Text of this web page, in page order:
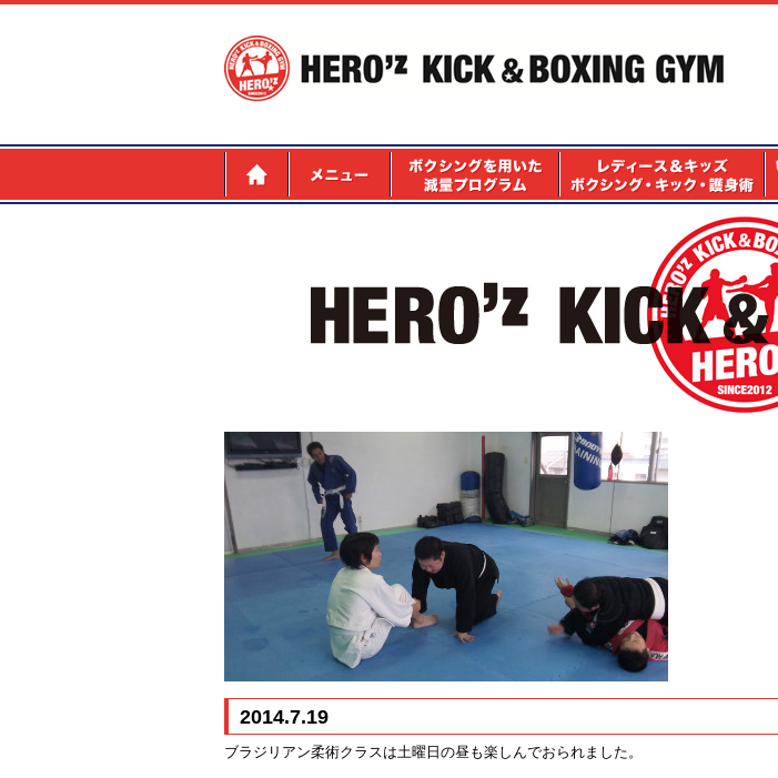
2014.7.19
ブラジリアン柔術クラスは土曜日の昼も楽しんでおられました。